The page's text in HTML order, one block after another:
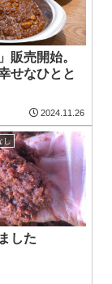
販売開始。
せなひとと
2024.11.26
し
した